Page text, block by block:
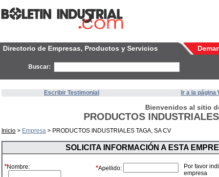
Directorio de Empresas, Productos y Servicios
Buscar:
Escribir Testimonial Ir a la página
Bienvenidos al sitio
PRODUCTOS
Inicio > Empresa > PRODUCTOS INDUSTRIALES TAGA, SA CV
SOLICITA INFORMACIÓN A ESTA
*Nombre: *Apellido:
Por favor
empresa